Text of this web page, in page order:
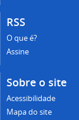
RSS
O que é?
Assine
Sobre o site
Acessibilidade
Mapa do site